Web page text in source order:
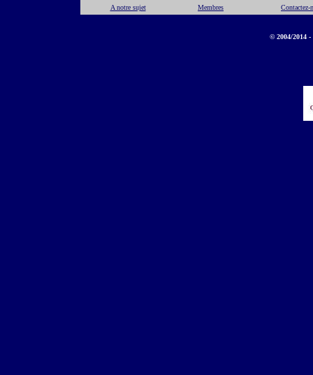
A notre sujet Membres Contactez-
© 2004/2014